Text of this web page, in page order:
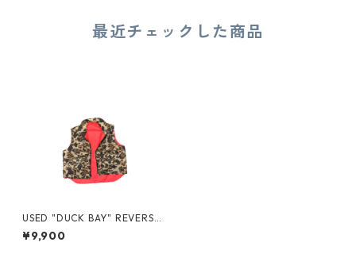
最近チェックした商品
USED "DUCK BAY" REVERSIB
LE PADED VEST
¥9,900